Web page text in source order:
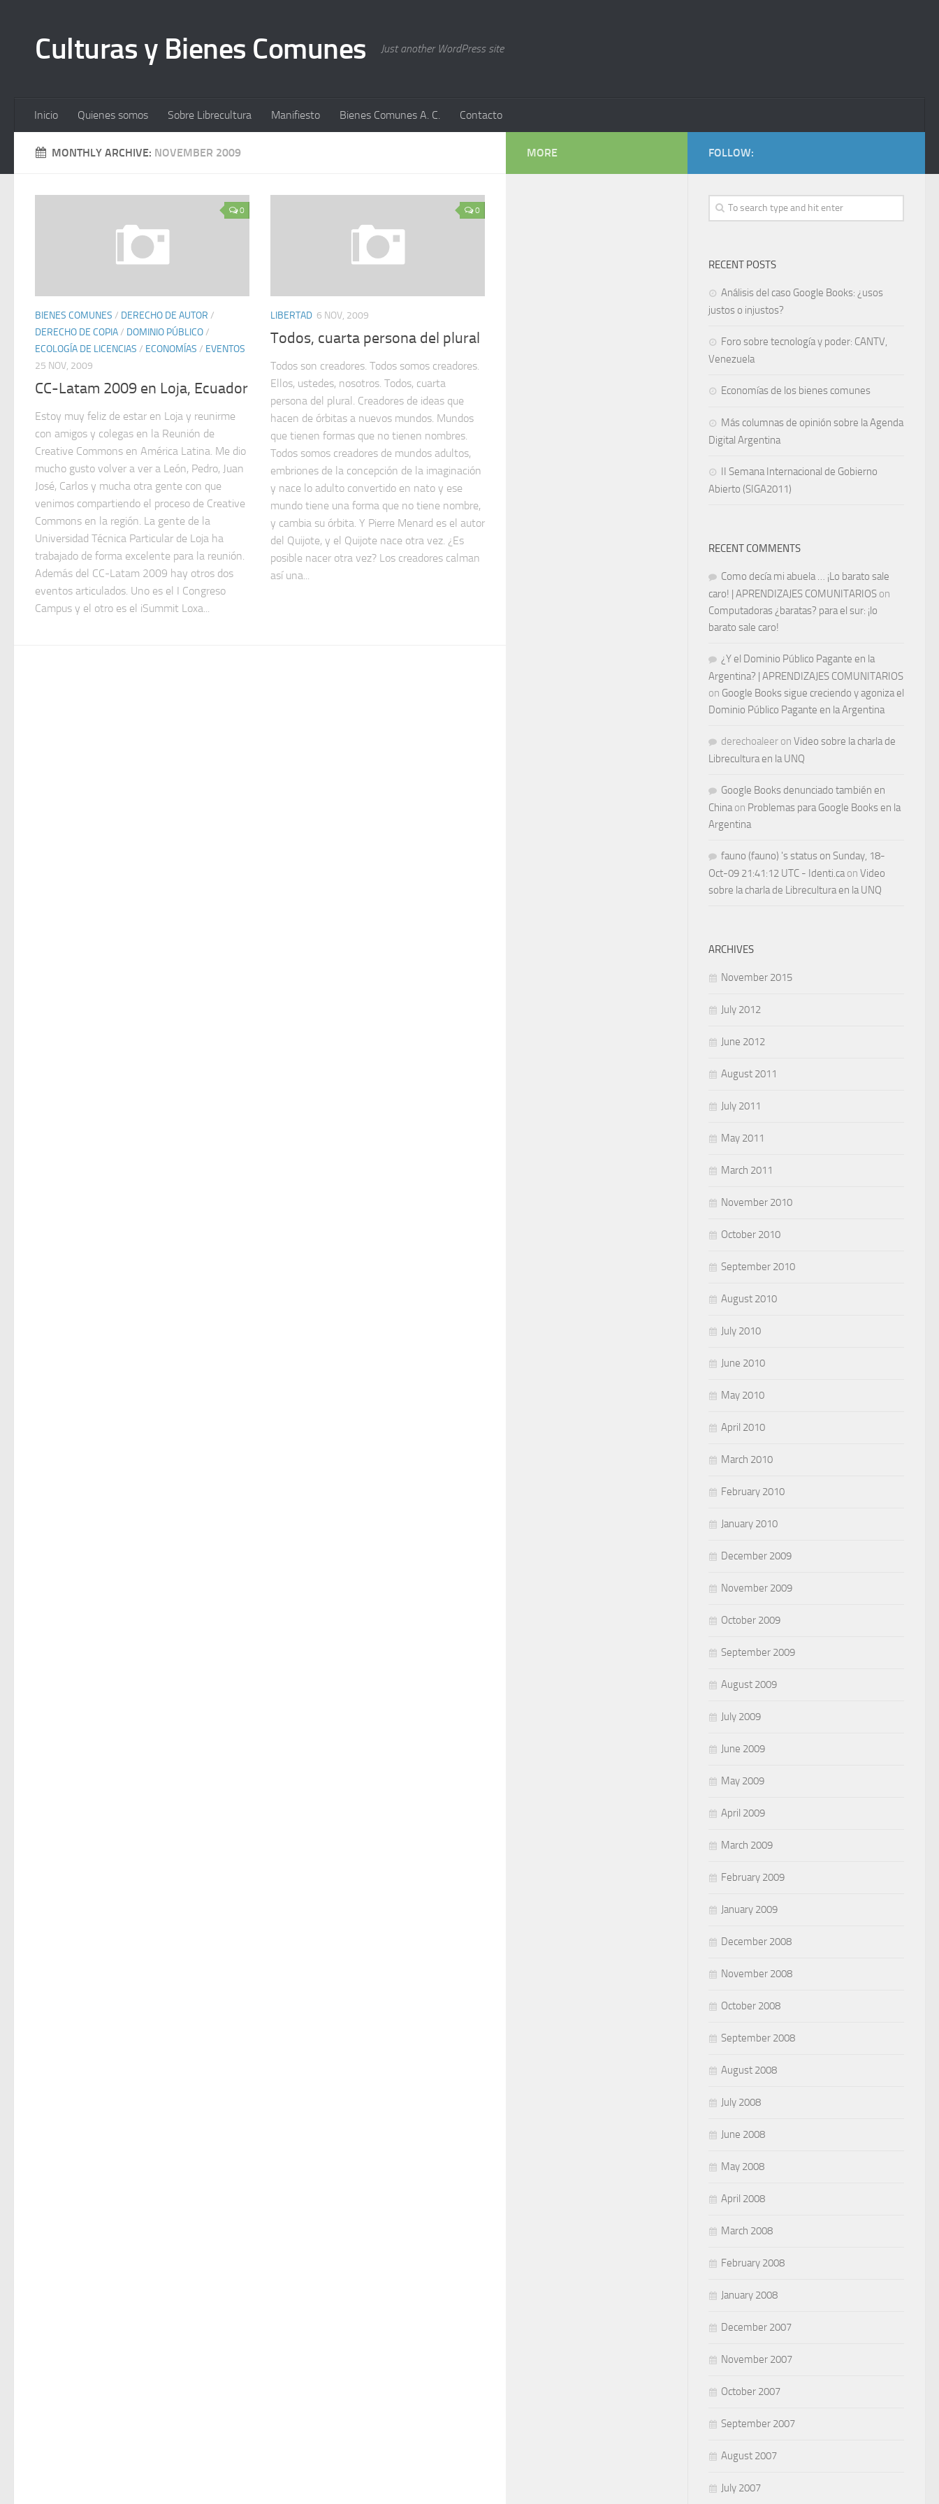
Culturas y Bienes Comunes Just another WordPress site
Inicio Quienes somos Sobre Librecultura Manifiesto Bienes Comunes A. C. Contacto
MONTHLY ARCHIVE: NOVEMBER 2009
0
BIENES COMUNES / DERECHO DE AUTOR /
DERECHO DE COPIA/ DOMINIO PÚBLICO/
ECOLOGÍA DE LICENCIAS / ECONOMÍAS / EVENTOS
25 NOV, 2009
CC-Latam 2009 en Loja, Ecuador
Estoy muy feliz de estar en Loja y reunirme
con amigos y colegas en la Reunión de
Creative Commons en América Latina. Me dio
mucho gusto volver a ver a León, Pedro, Juan
José, Carlos y mucha otra gente con que
venimos compartiendo el proceso de Creative
Commons en la región. La gente de la
Universidad Técnica Particular de Loja ha
trabajado de forma excelente para la reunión.
Además del CC-Latam 2009 hay otros dos
eventos articulados. Uno es el I Congreso
Campus y el otro es el iSummit Loxa...
0
LIBERTAD 6 NOV, 2009
Todos, cuarta persona del plural
Todos son creadores. Todos somos creadores.
Ellos, ustedes, nosotros. Todos, cuarta
persona del plural. Creadores de ideas que
hacen de órbitas a nuevos mundos. Mundos
que tienen formas que no tienen nombres.
Todos somos creadores de mundos adultos,
embriones de la concepción de la imaginación
y nace lo adulto convertido en nato y ese
mundo tiene una forma que no tiene nombre,
y cambia su órbita. Y Pierre Menard es el autor
del Quijote, y el Quijote nace otra vez. ¿Es
posible nacer otra vez? Los creadores calman
así una...
FOLLOW:
RECENT POSTS
Análisis del caso Google Books: ¿usos
justos o injustos?
Foro sobre tecnología y poder: CANTV,
Venezuela
Economías de los bienes comunes
Más columnas de opinión sobre la Agenda
Digital Argentina
II Semana Internacional de Gobierno
Abierto (SIGA2011)
RECENT COMMENTS
Como decía mi abuela … ¡Lo barato sale
caro! | APRENDIZAJES COMUNITARIOS on
Computadoras ¿baratas? para el sur: ¡lo
barato sale caro!
¿Y el Dominio Público Pagante en la
Argentina? | APRENDIZAJES COMUNITARIOS
on Google Books sigue creciendo y agoniza el
Dominio Público Pagante en la Argentina
derechoaleer on Video sobre la charla de
Librecultura en la UNQ
Google Books denunciado también en
Chinaon Problemas para Google Books en la
Argentina
fauno (fauno) 's status on Sunday, 18-
Oct-09 21:41:12 UTC - Identi.caon Video
sobre la charla de Librecultura en la UNQ
ARCHIVES
November 2015
July 2012
June 2012
August 2011
July 2011
May 2011
March 2011
November 2010
October 2010
September 2010
August 2010
July 2010
June 2010
May 2010
April 2010
March 2010
February 2010
January 2010
December 2009
November 2009
October 2009
September 2009
August 2009
July 2009
June 2009
May 2009
April 2009
March 2009
February 2009
January 2009
December 2008
November 2008
October 2008
September 2008
August 2008
July 2008
June 2008
May 2008
April 2008
March 2008
February 2008
January 2008
December 2007
November 2007
October 2007
September 2007
August 2007
July 2007
MORE